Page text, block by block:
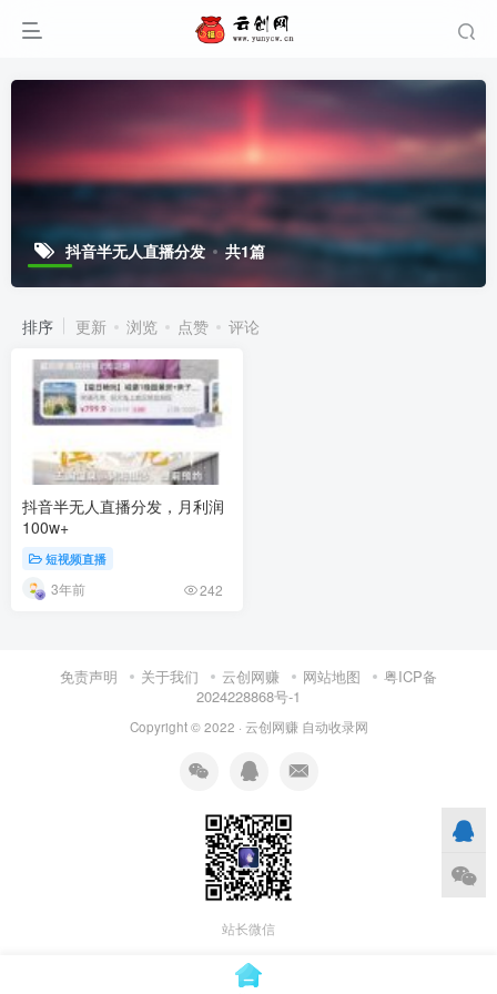
抖音半无人直播分发 共1篇
排序 更新 浏览 点赞 评论
抖音半无人直播分发，月利润
100w+
短视频直播
3年前 242
免责声明 关于我们 云创网赚 网站地图
粤ICP备
2024228868号-1
Copyright © 2022 · 云创网赚 自动收录网
站长微信